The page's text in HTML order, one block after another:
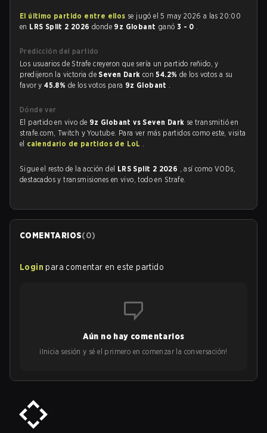
El último partido entre ellos se jugó el 5 may 2026 a las 20:00
en LRS Split 2 2026donde 9z Globant ganó 3 - 0 .
Predicción del partido
Los usuarios de Strafe creyeron que sería un partido reñido, y
predijeron la victoria deSeven Dark con54.2% de los votos a su
favor y45.8% de los votos para 9z Globant .
Dónde ver
El partido en vivo de 9z Globant vs Seven Dark se transmitió en
strafe.com, Twitch y Youtube. Para ver más partidos como este, visita
el calendario de partidos de LoL .
Sigue el resto de la acción del LRS Split 2 2026 , así como VODs,
destacados y transmisiones en vivo, todo en Strafe.
COMENTARIOS(0)
Login para comentar en este partido
Aún no hay comentarios
¡Inicia sesión y sé el primero en comenzar la conversación!